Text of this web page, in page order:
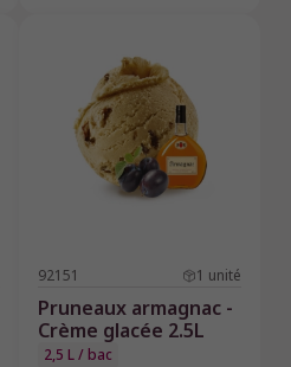
92151 1 unité
Pruneaux armagnac -
Crème glacée 2.5L
2,5 L / bac